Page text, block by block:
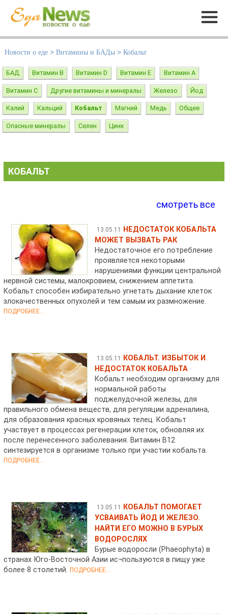
Меню
Новости о еде > Витамины и БАДы > Кобальт
БАД Витамин B Витамин D Витамин E Витамин А
Витамин С Другие витамины и минералы Железо Йод
Калий Кальций Кобальт Магний Медь Общее
Опасные минералы Селен Цинк
КОБАЛЬТ
смотреть все
13.05.11
НЕДОСТАТОК КОБАЛЬТА
МОЖЕТ ВЫЗВАТЬ РАК
Недостаточное его потребление
проявляется некоторыми
нарушениями функции центральной
нервной системы, малокровием, снижением аппетита.
Кобальт способен избирательно угнетать дыхание клеток
злокачественных опухолей и тем самым их размножение.
ПОДРОБНЕЕ...
13.05.11
КОБАЛЬТ. ИЗБЫТОК И
НЕДОСТАТОК КОБАЛЬТА
Кобальт необходим организму для
нормальной работы
поджелудочной железы, для
правильного обмена веществ, для регуляции адреналина,
для образования красных кровяных телец. Кобальт
участвует в процессах регенерации клеток, обновляя их
после перенесенного заболевания. Витамин В12
синтезируется в организме только при участии кобальта.
ПОДРОБНЕЕ...
13.05.11
КОБАЛЬТ ПОМОГАЕТ
УСВАИВАТЬ ЙОД И ЖЕЛЕЗО.
НАЙТИ ЕГО МОЖНО В БУРЫХ
ВОДОРОСЛЯХ
Бурые водоросли (Phaeophyta) в
странах Юго-Восточной Азии ис¬пользуются в пищу уже
более 8 столетий.ПОДРОБНЕЕ...